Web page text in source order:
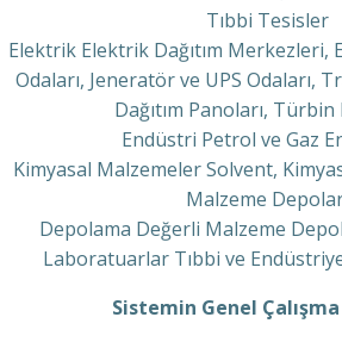
Tıbbi Tesisler
Elektrik Elektrik Dağıtım
Odaları, Jeneratör ve UPS Odaları,
Dağıtım Panoları,
Endüstri Petrol ve Gaz
Kimyasal Malzemeler Solvent,
Malzeme
Depolama Değerli Malzeme
Laboratuarlar Tıbbi ve
Sistemin Genel